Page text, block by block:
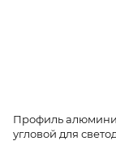
Профиль
угловой для